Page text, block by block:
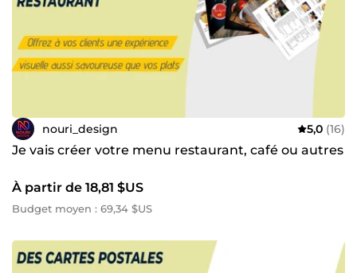
nouri_design 5,0 (16)
Je vais créer votre menu restaurant, café ou autres
À partir de 18,81 $US
Budget moyen : 69,34 $US